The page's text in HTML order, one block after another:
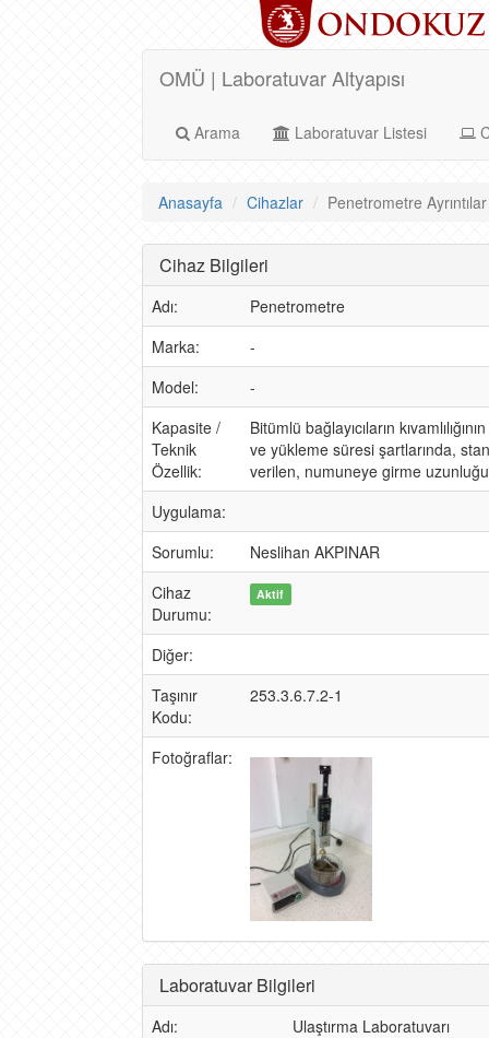
OMÜ | Laboratuvar Altyapısı
Arama Laboratuvar Listesi
Anasayfa Cihazlar Penetrometre Ayrıntılar
Cihaz Bilgileri
Adı:
Penetrometre
Marka:
-
Model:
-
Kapasite /
Teknik
Özellik:
Bitümlü bağlayıcıların
ve yükleme süresi şartlarında,
verilen, numuneye girme uzunluğu
Uygulama:
Sorumlu:
Neslihan AKPINAR
Cihaz
Durumu:
Aktif
Diğer:
Taşınır
Kodu:
253.3.6.7.2-1
Fotoğraflar:
Laboratuvar Bilgileri
Adı:
Ulaştırma Laboratuvarı